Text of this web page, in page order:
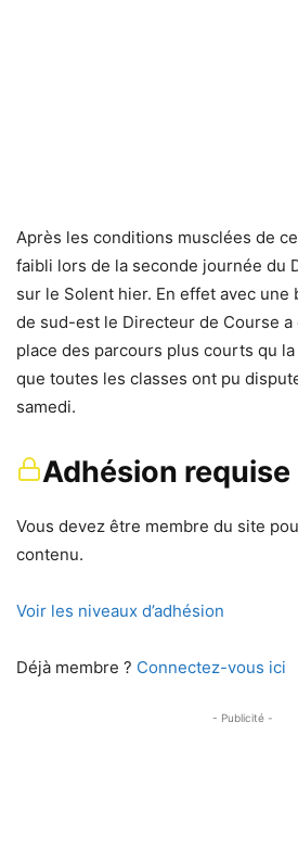
Après les conditions musclées de
faibli lors de la seconde journée du
sur le Solent hier. En effet avec une
de sud-est le Directeur de Course
place des parcours plus courts qu
que toutes les classes ont pu
samedi.
Adhésion requise
Vous devez être membre du site
contenu.
Voir les niveaux d’adhésion
Déjà membre ? Connectez-vous ici
- Publicité -